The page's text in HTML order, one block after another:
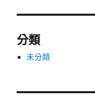
分類
未分類